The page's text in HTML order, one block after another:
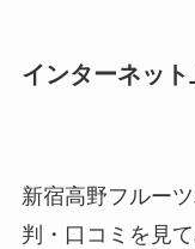
インターネッ
新宿高野フルー
判・口コミを見